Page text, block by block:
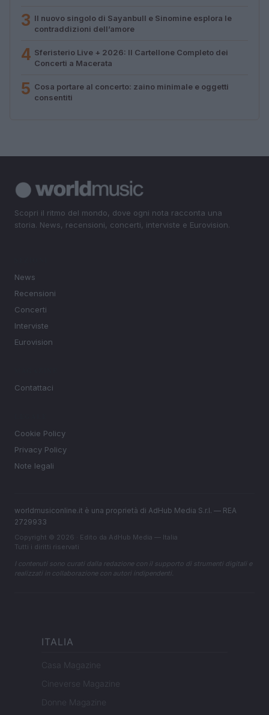
3 Il nuovo singolo di Sayanbull e Sinomine esplora le
contraddizioni dell’amore
4 Sferisterio Live + 2026: Il Cartellone Completo dei
Concerti a Macerata
5 Cosa portare al concerto: zaino minimale e oggetti
consentiti
Scopri il ritmo del mondo, dove ogni nota racconta una
storia. News, recensioni, concerti, interviste e Eurovision.
News
Recensioni
Concerti
Interviste
Eurovision
Contattaci
Cookie Policy
Privacy Policy
Note legali
worldmusiconline.it è una proprietà di AdHub Media S.r.l. — REA
2729933
Copyright © 2026 · Edito da AdHub Media — Italia
Tutti i diritti riservati
I contenuti sono curati dalla redazione con il supporto di strumenti digitali e
realizzati in collaborazione con autori indipendenti.
ITALIA
Casa Magazine
Cineverse Magazine
Donne Magazine